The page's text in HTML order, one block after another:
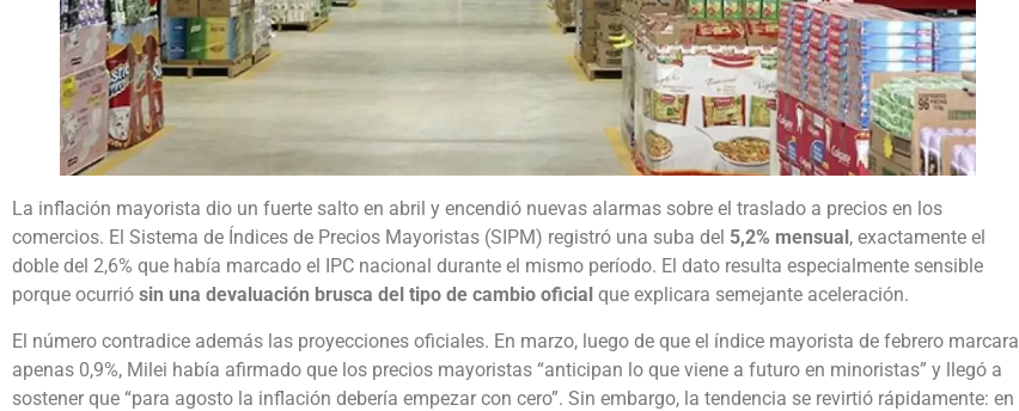
La inflación mayorista dio un fuerte salto en abril y encendió nuevas alarmas sobre el traslado a precios en los
comercios. El Sistema de Índices de Precios Mayoristas (SIPM) registró una suba del 5,2% mensual , exactamente el
doble del 2,6% que había marcado el IPC nacional durante el mismo período. El dato resulta especialmente sensible
porque ocurrió sin una devaluación brusca del tipo de cambio oficial que explicara semejante aceleración.
El número contradice además las proyecciones oficiales. En marzo, luego de que el índice mayorista de febrero marcara
apenas 0,9%, Milei había afirmado que los precios mayoristas “anticipan lo que viene a futuro en minoristas” y llegó a
sostener que “para agosto la inflación debería empezar con cero”. Sin embargo, la tendencia se revirtió rápidamente: en